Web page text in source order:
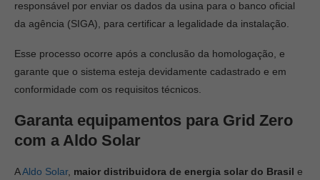
responsável por enviar os dados da usina para o banco oficial
da agência (SIGA), para certificar a legalidade da instalação.
Esse processo ocorre após a conclusão da homologação, e
garante que o sistema esteja devidamente cadastrado e em
conformidade com os requisitos técnicos.
Garanta equipamentos para Grid Zero
com a Aldo Solar
AAldo Solar, maior distribuidora de energia solar do Brasil e